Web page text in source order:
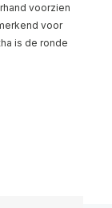
voorzien
voor
is de ronde